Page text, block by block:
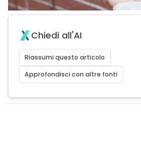
Chiedi all'AI
Riassumi questo articolo
Approfondisci con altre fonti